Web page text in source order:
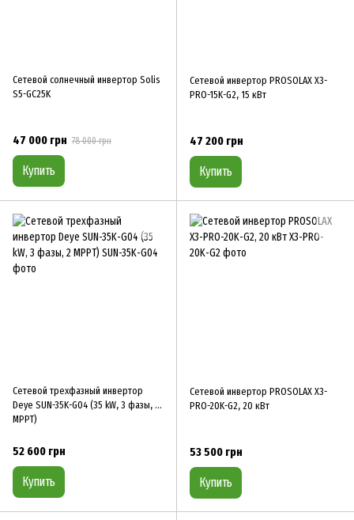
Сетевой солнечный инвертор Solis
S5-GC25K
47 000 грн 78 000 грн
Купить
Сетевой инвертор PROSOLAX X3-
PRO-15K-G2, 15 кВт
47 200 грн
Купить
Сетевой трехфазный инвертор
Deye SUN-35K-G04 (35 kW, 3 фазы, 2
MPPT)
52 600 грн
Купить
Сетевой инвертор PROSOLAX X3-
PRO-20K-G2, 20 кВт
53 500 грн
Купить